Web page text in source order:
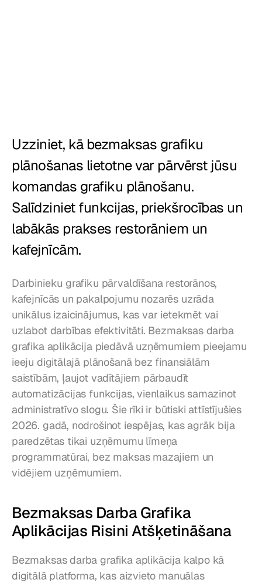
Picērijas
Cenas
Uzziniet, kā bezmaksas grafiku
plānošanas lietotne var pārvērst jūsu
komandas grafiku plānošanu.
Salīdziniet funkcijas, priekšrocības un
labākās prakses restorāniem un
kafejnīcām.
Darbinieku grafiku pārvaldīšana restorānos,
kafejnīcās un pakalpojumu nozarēs uzrāda
unikālus izaicinājumus, kas var ietekmēt vai
uzlabot darbības efektivitāti. Bezmaksas darba
grafika aplikācija piedāvā uzņēmumiem pieejamu
ieeju digitālajā plānošanā bez finansiālām
saistībām, ļaujot vadītājiem pārbaudīt
automatizācijas funkcijas, vienlaikus samazinot
administratīvo slogu. Šie rīki ir būtiski attīstījušies
2026. gadā, nodrošinot iespējas, kas agrāk bija
paredzētas tikai uzņēmumu līmeņa
programmatūrai, bez maksas mazajiem un
vidējiem uzņēmumiem.
Bezmaksas Darba Grafika
Aplikācijas Risini Atšķetināšana
Bezmaksas darba grafika aplikācija kalpo kā
digitālā platforma, kas aizvieto manuālas